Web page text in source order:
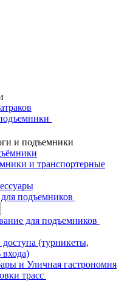
и подъемники
и транспортерные
подъемников
для подъемников
(турникеты,
входа)
и Уличная гастрономия
трасс